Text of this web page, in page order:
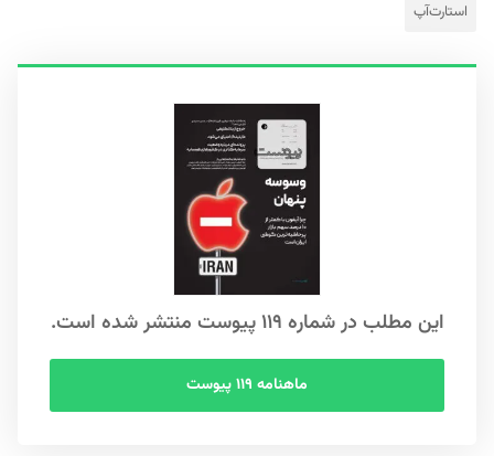
استارت‌آپ
این مطلب در شماره ۱۱۹ پیوست منتشر شده است.
ماهنامه ۱۱۹ پیوست